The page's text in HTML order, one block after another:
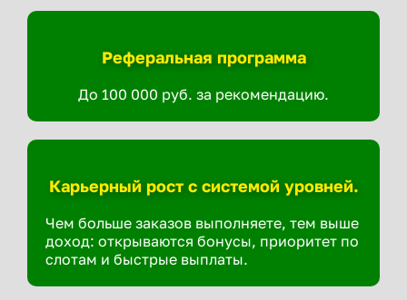
Реферальная программа
До 100 000 руб. за рекомендацию.
Карьерный рост с системой уровней.
Чем больше заказов выполняете, тем выше
доход: открываются бонусы, приоритет по
слотам и быстрые выплаты.